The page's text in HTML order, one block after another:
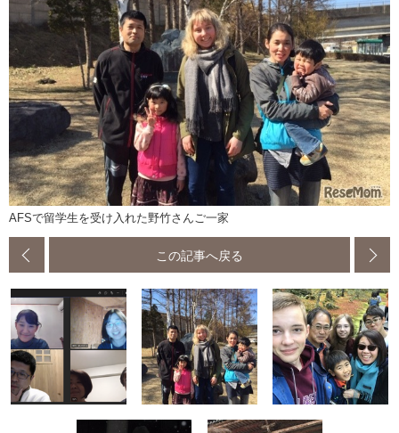
AFSで留学生を受け入れた野竹さんご一家
この記事へ戻る